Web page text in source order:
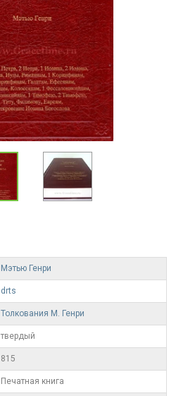
Мэтью Генри
drts
Толкования М. Генри
твердый
815
Печатная книга